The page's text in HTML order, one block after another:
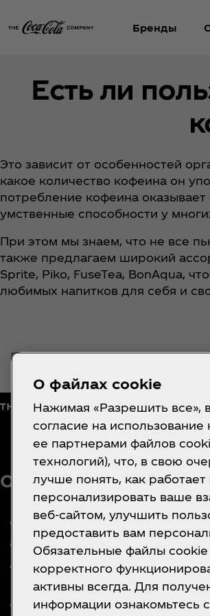
Бренды
Есть ли
Это зависит от особенностей
какое количество кофеина он
потребление кофеина
умственные способности у
При этом мы знаем, что не все
также предлагаем широкий
Sprite, Piko, FuseTea, BonAqua,
любимых напитков для себя и
О нас
О КОМПАНИИ
КОНТАКТЫ
ЧАСТО ЗАДАВАЕМЫЕ
ВОПРОСЫ
История
О файлах cookie
Нажимая «Разрешить все»,
согласие на
ее партнерами файлов
технологий), что, в свою
лучше понять, как работает
персонализировать ваше
веб-сайтом, улучшить
предоставить вам
Обязательные файлы
корректного
активны всегда. Для
информации ознакомьтесь